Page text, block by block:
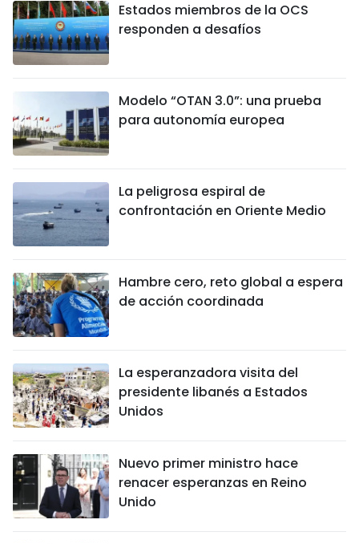
Estados miembros de la OCS
responden a desafíos
Modelo “OTAN 3.0”: una prueba
para autonomía europea
La peligrosa espiral de
confrontación en Oriente Medio
Hambre cero, reto global a espera
de acción coordinada
La esperanzadora visita del
presidente libanés a Estados
Unidos
Nuevo primer ministro hace
renacer esperanzas en Reino
Unido